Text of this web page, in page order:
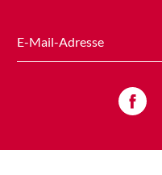
E-Mail-Adresse